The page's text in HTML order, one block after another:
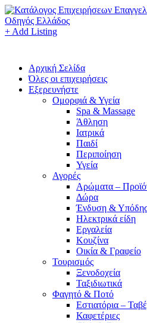
+ Add Listing
Αρχική Σελίδα
Όλες οι επιχειρήσεις
Εξερευνήστε
Ομορφιά & Υγεία
Spa & Massage
Άθληση
Ιατρικά
Παιδί
Περιποίηση
Υγεία
Αγορές
Αρώματα –
Δώρα
Ένδυση &
Ηλεκτρικά είδη
Εργαλεία
Κουζίνα
Οικία & Γραφείο
Τουρισμός
Ξενοδοχεία
Ταξιδιωτικά
Φαγητό & Ποτό
Εστιατόρια –
Καφετέριες